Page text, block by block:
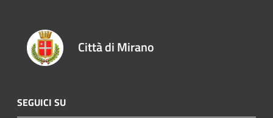
Città di Mirano
SEGUICI SU